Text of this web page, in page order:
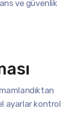
ve güvenlik
ayarlar kontrol